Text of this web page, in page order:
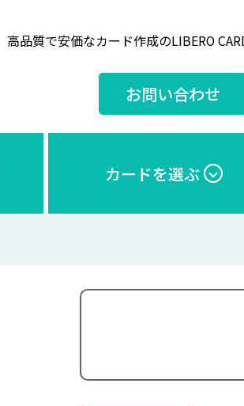
高品質で安価なカード作成のLIBERO
お問い合わせ
カードを選ぶ